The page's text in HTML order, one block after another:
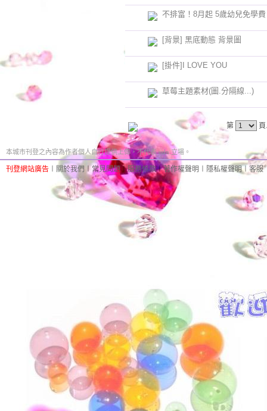
不排富！8月起 5歲幼兒免學費
[背景] 黑底動態 背景圖
[掛件]I LOVE YOU
草莓主題素材(圖.分隔線...)
第
本城市刊登之內容為作者個人自行提供上傳，不代表 udn 立場。
刊登網站廣告 關於我們 ︱ 常見問題︱服務條款︱著作權聲明 隱私權聲明︱ 客服